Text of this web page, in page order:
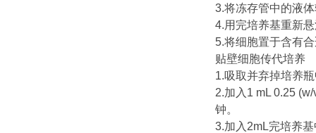
3.将冻存管中的液
4.用完培养基重新
5.将细胞置于含有
贴壁细胞传代培养
1.吸取并弃掉培养
2.加入1 mL 0.25
钟。
3.加入2mL完培养